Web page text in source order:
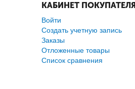
КАБИНЕТ ПОКУПАТЕЛЯ
Войти
Создать учетную запись
Заказы
Отложенные товары
Список сравнения